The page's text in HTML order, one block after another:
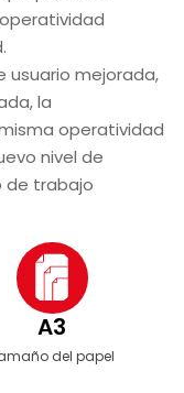
usuario mejorada,
la
operatividad
nivel de
de trabajo
A3
del papel